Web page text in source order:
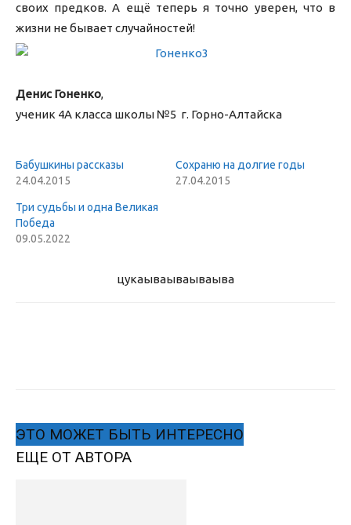
своих предков. А ещё теперь я точно уверен, что в
жизни не бывает случайностей!
Денис Гоненко,
ученик 4А класса школы №5 г. Горно-Алтайска
Бабушкины рассказы
24.04.2015
Сохраню на долгие годы
27.04.2015
Три судьбы и одна Великая
Победа
09.05.2022
цукаываываываыва
ЭТО МОЖЕТ БЫТЬ ИНТЕРЕСНО
ЕЩЕ ОТ АВТОРА